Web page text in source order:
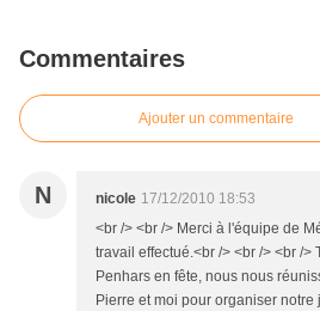
Commentaires
Ajouter un commentaire
N nicole 17/12/2010 18:53
<br /> <br /> Merci à l'équipe de
travail effectué.<br /> <br /> <br />
Penhars en fête, nous nous
Pierre et moi pour organiser